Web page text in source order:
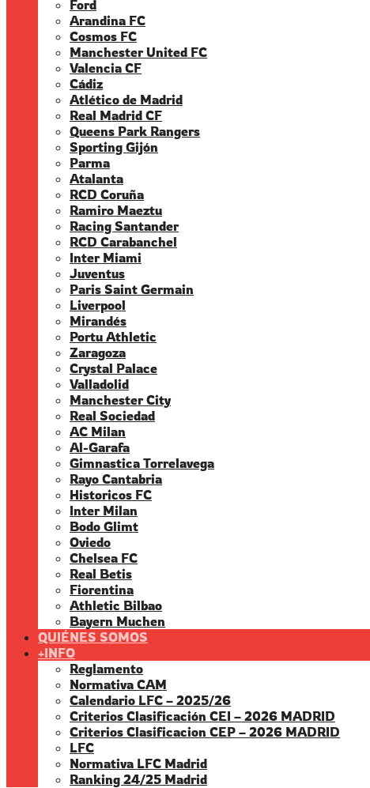
Ford
Arandina FC
Cosmos FC
Manchester United FC
Valencia CF
Cádiz
Atlético de Madrid
Real Madrid CF
Queens Park Rangers
Sporting Gijón
Parma
Atalanta
RCD Coruña
Ramiro Maeztu
Racing Santander
RCD Carabanchel
Inter Miami
Juventus
Paris Saint Germain
Liverpool
Mirandés
Portu Athletic
Zaragoza
Crystal Palace
Valladolid
Manchester City
Real Sociedad
AC Milan
Al-Garafa
Gimnastica Torrelavega
Rayo Cantabria
Historicos FC
Inter Milan
Bodo Glimt
Oviedo
Chelsea FC
Real Betis
Fiorentina
Athletic Bilbao
Bayern Muchen
QUIÉNES SOMOS
+INFO
Reglamento
Normativa CAM
Calendario LFC – 2025/26
Criterios Clasificación CEI – 2026 MADRID
Criterios Clasificacion CEP – 2026 MADRID
LFC
Normativa LFC Madrid
Ranking 24/25 Madrid